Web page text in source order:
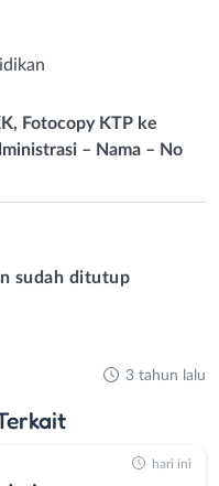
Fotocopy KTP ke
– Nama – No
sudah ditutup
3 tahun lalu
hari ini